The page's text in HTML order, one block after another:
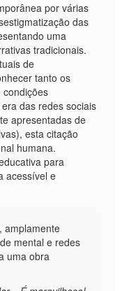
por várias
das
uma
tradicionais.
de
tanto os
condições
das redes sociais
apresentadas de
esta citação
humana.
para
acessível e
amplamente
mental e redes
uma obra